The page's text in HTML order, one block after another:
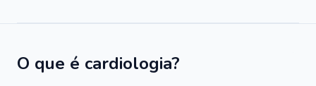
O que é cardiologia?